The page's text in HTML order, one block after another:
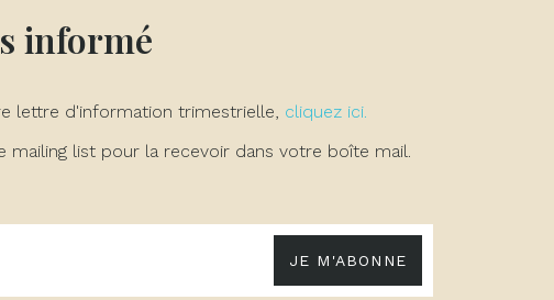
informé
lettre d'information trimestrielle, cliquez ici.
mailing list pour la recevoir dans votre boîte mail.
JE M'ABONNE